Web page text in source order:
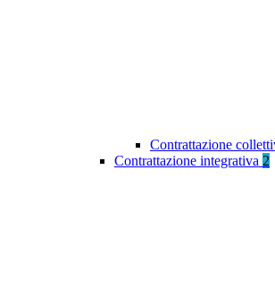
Contrattazione
Contrattazione integrativa 2